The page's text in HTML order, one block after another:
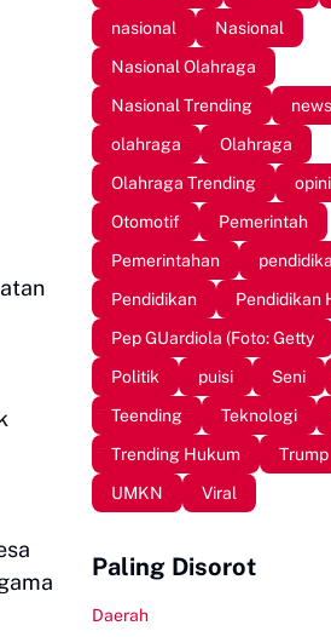
nasional
Nasional
Nasional Olahraga
Nasional Trending
news
olahraga
Olahraga
Olahraga Trending
opini
Otomotif
Pemerintah
Pemerintahan
Pendidikan
Pendidikan
Pep GUardiola (Foto: Getty
Politik
puisi Seni
Teending
Teknologi
Trending Hukum
Trump
UMKN
Viral
Paling Disorot
Daerah